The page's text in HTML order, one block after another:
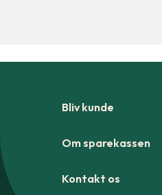
Bliv kunde
Om sparekassen
Kontakt os